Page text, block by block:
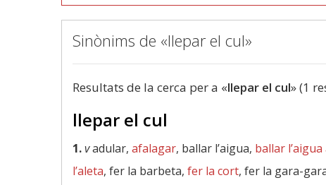
Sinònims de «llepar el cul»
Resultats de la cerca per a «llepar el cul» (1
llepar el cul
1.vadular, afalagar, ballar l’aigua, ballar
l’aleta, fer la barbeta, fer la cort, fer la gara-